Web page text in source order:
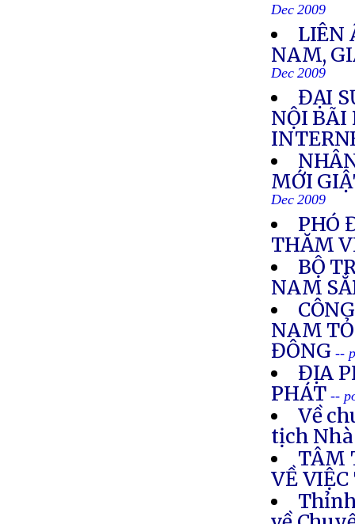
Dec 2009
LIÊN
NAM,
Dec 2009
ĐẠI
NỘI BÃI
MỚI
Dec 2009
PHÓ
THĂM
BỘ
NAM
NAM
ĐÔNG --
ĐỊA
PHÁT--
Về
tịch
TÂM
VỀ VIỆC